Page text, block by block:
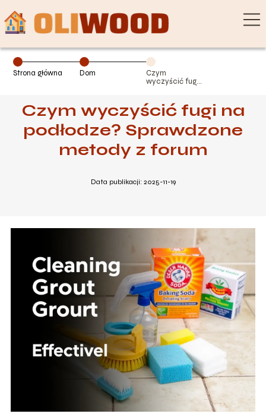
Strona główna Dom
Czym
wyczyścić fugi
metody z forum
Czym wyczyścić fugi na
podłodze? Sprawdzone
metody z forum
Data publikacji: 2025-11-19